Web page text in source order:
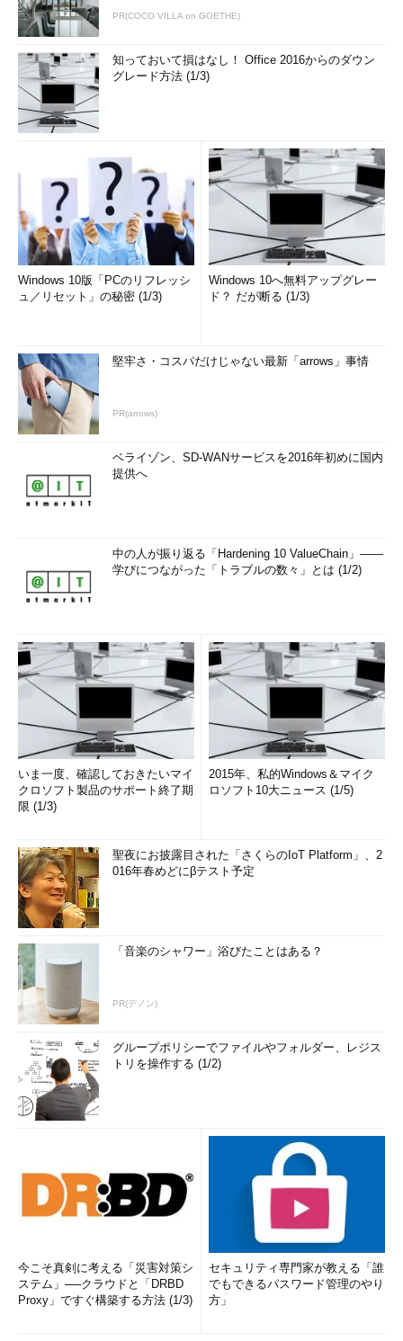
カスタムイメージの実体はVHDファイルなので、取得された
URLはVHDファイルを指し示しているはずだ。
■カスタムイメージを日本リージョンへコピーする
判明したURLを用いて、海外リージョンから日本リージョンへ
カスタムイメージをコピーする。AzCopyのコマンドラインは前
述の仮想マシン用VHDのコピー時と同様だ。
azcopy ＜元のコンテナーURL＞
＜新しいコンテナーURL＞
＜対象ファイル一覧＞/SourceKey:＜元のストレージのアク
セスキー＞ /DestKey: ＜新しいストレージのアクセスキー＞
＜元のコンテナーURL＞には、先ほど取得したカスタムイメー
ジのURLのうち「http～
イル一覧＞
には同URLの
る。また＜新しいコンテナーURL＞
トレージアカウントに作成しておいたVHD保存用コンテナーの
URLを指定する。
■【日本リージョン】カスタムイメージを登録する
として登録する。それには管理コンソールの左メニューから［仮
想マシン］－［イメージ］－（画面下部の）［＋ 作成］アイコ
ンとクリックしていき、表示されたダイアログで設定する。
コピーしたカスタムイメージを登録する
ージョンにあるイメージと並んで表示されるので、それと区
別できるような名前が望ましい。
（2）このボタンをクリックして表示されるコンテナーの
ツリーから、コピーしたVHD（カスタムイメージ）を選んで
［開く］ボタンをクリックする。
（3）チェックを入れてオンにする。
これでカスタムイメージの移行は完了だ。
■【日本リージョン】カスタムイメージから仮想マシンを作成す
る
移行したカスタムイメージから仮想マシンを作成する手順は、
通常の場合と変わらない。まず管理コンソールの画面左下隅から
［＋ 新規］－［コンピューティング］－［仮想マシン］－［ギ
ャラリーから］とクリックし、表示された「イメージの選択」画
面の左メニューから［マイ イメージ］を選択する。表示された
一覧から先ほど登録したカスタムイメージを選んだ後は、ウィザ
ードを進めて完了すればよい。
■移行に伴って設定変更が必要
PR(COCO VILLA on GOETHE)
知っておいて損はなし！ Office 2016からのダウン
グレード方法 (1/3)
Windows 10版「PCのリフレッシ
ュ／リセット」の秘密 (1/3)
Windows 10へ無料アップグレー
ド？ だが断る (1/3)
堅牢さ・コスパだけじゃない最新「arrows」事情
PR(arrows)
ベライゾン、SD-WANサービスを2016年初めに国内
提供へ
中の人が振り返る「Hardening 10 ValueChain」――
学びにつながった「トラブルの数々」とは (1/2)
いま一度、確認しておきたいマイ
クロソフト製品のサポート終了期
限 (1/3)
2015年、私的Windows＆マイク
ロソフト10大ニュース (1/5)
聖夜にお披露目された「さくらのIoT Platform」、2
016年春めどにβテスト予定
「音楽のシャワー」浴びたことはある？
PR(デノン)
グループポリシーでファイルやフォルダー、レジス
トリを操作する (1/2)
今こそ真剣に考える「災害対策シ
ステム」──クラウドと「DRBD
Proxy」ですぐ構築する方法 (1/3)
セキュリティ専門家が教える「誰
でもできるパスワード管理のやり
方」